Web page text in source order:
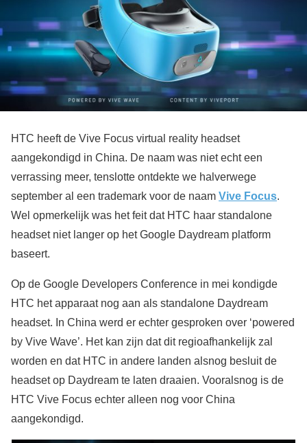
HTC heeft de Vive Focus virtual reality headset
aangekondigd in China. De naam was niet echt een
verrassing meer, tenslotte ontdekte we halverwege
september al een trademark voor de naam Vive Focus.
Wel opmerkelijk was het feit dat HTC haar standalone
headset niet langer op het Google Daydream platform
baseert.
Op de Google Developers Conference in mei kondigde
HTC het apparaat nog aan als standalone Daydream
headset. In China werd er echter gesproken over ‘powered
by Vive Wave’. Het kan zijn dat dit regioafhankelijk zal
worden en dat HTC in andere landen alsnog besluit de
headset op Daydream te laten draaien. Vooralsnog is de
HTC Vive Focus echter alleen nog voor China
aangekondigd.